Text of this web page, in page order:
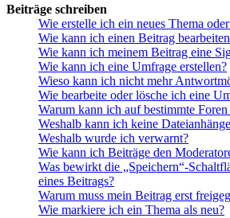
Beiträge schreiben
Wie erstelle ich ein neues Thema
Wie kann ich einen Beitrag
Wie kann ich meinem Beitrag eine
Wie kann ich eine Umfrage erstellen?
Wieso kann ich nicht mehr
Wie bearbeite oder lösche ich eine
Warum kann ich auf bestimmte
Weshalb kann ich keine
Weshalb wurde ich verwarnt?
Wie kann ich Beiträge den
Was bewirkt die „Speichern“-
eines Beitrags?
Warum muss mein Beitrag erst
Wie markiere ich ein Thema als neu?